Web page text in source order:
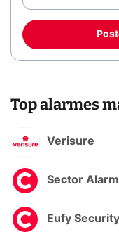
Top alarmes
Verisure
Sector Alarm
Eufy Security